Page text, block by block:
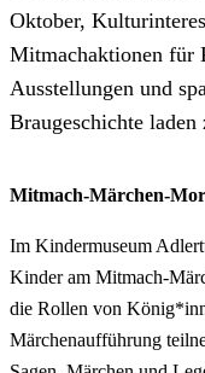
Oktober,
Mitmachaktionen für
Ausstellungen und
Braugeschichte
Mitmach-Märchen-
Im Kindermuseum
Kinder am Mitmach-
die Rollen von
Märchenaufführung